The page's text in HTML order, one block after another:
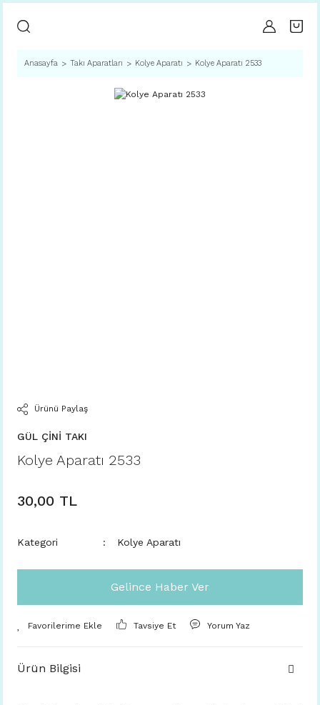
Anasayfa Takı Aparatları Kolye Aparatı Kolye Aparatı 2533
Ürünü Paylaş
GÜL ÇİNİ TAKI
Kolye Aparatı 2533
30,00 TL
Kategori Kolye Aparatı
Gelince Haber Ver
Tavsiye Et Yorum Yaz
Ürün Bilgisi